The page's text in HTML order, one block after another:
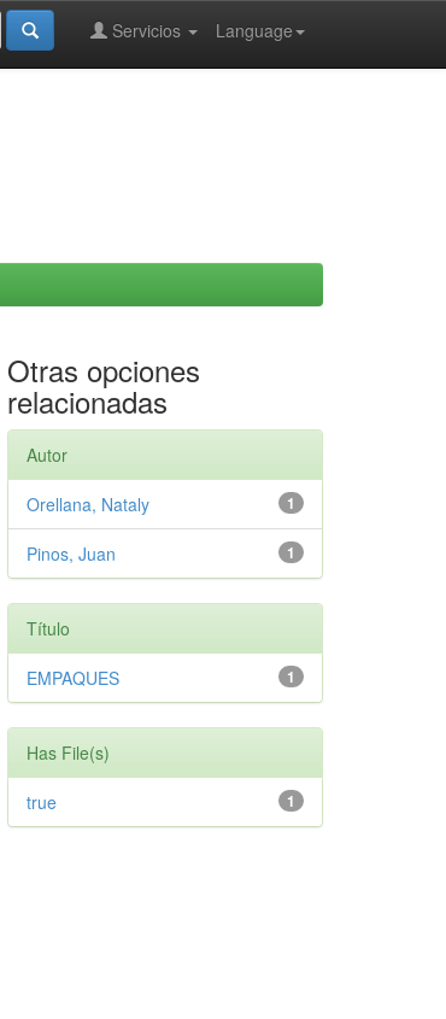
Language
Servicios
Otras opciones
relacionadas
Autor
1
Orellana, Nataly
1
Pinos, Juan
Título
1
EMPAQUES
Has File(s)
1
true